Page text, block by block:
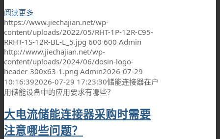
阅读更多
https://www.jiechajian.net/wp-
content/uploads/2022/05/RHT-1P-12R-C95-
RRHT-1S-12R-BL-L_5.jpg 600 600 Admin
http://www.jiechajian.net/wp-
content/uploads/2024/06/dosin-logo-
header-300x63-1.png Admin2026-07-29
10:16:392026-07-29 17:23:30储能连接器在户
用储能设备中的应用要求有哪些？
大电流储能连接器采购时需要
注意哪些问题？